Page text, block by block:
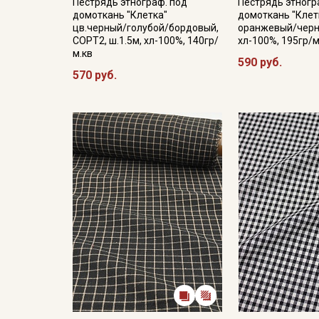
домоткань "Клетка"
цв.черный/голубой/бордовый,
СОРТ2, ш.1.5м, хл-100%, 140гр/
м.кв
570 руб.
домоткань
оранжевый/
хл-100%, 195гр/
590 руб.